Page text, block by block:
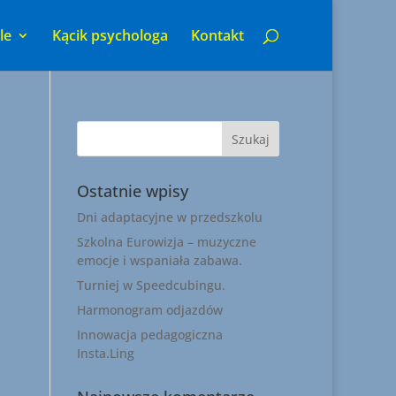
Kącik psychologa Kontakt
Ostatnie wpisy
Dni adaptacyjne w przedszkolu
Szkolna Eurowizja – muzyczne
emocje i wspaniała zabawa.
Turniej w Speedcubingu.
Harmonogram odjazdów
Innowacja pedagogiczna
Insta.Ling